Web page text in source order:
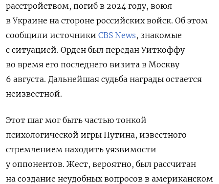
расстройством, погиб в 2024 году, воюя
в Украине на стороне российских войск. Об этом
сообщили источники CBS News, знакомые
с ситуацией. Орден был передан Уиткоффу
во время его последнего визита в Москву
6 августа. Дальнейшая судьба награды остается
неизвестной.
Этот шаг мог быть частью тонкой
психологической игры Путина, известного
стремлением находить уязвимости
у оппонентов. Жест, вероятно, был рассчитан
на создание неудобных вопросов в американском